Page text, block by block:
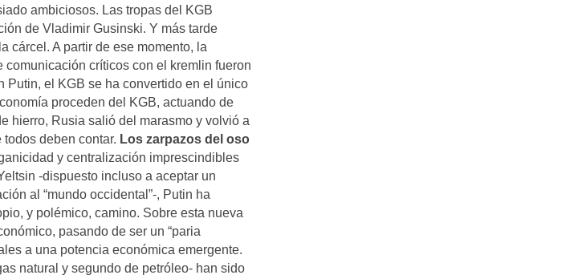
ambiciosos. Las tropas del KGB
de Vladimir Gusinski. Y más tarde
cárcel. A partir de ese momento, la
críticos con el kremlin fueron
Putin, el KGB se ha convertido en el único
proceden del KGB, actuando de
hierro, Rusia salió del marasmo y volvió a
deben contar. Los zarpazos del oso
y centralización imprescindibles
-dispuesto incluso a aceptar un
al “mundo occidental”-, Putin ha
y polémico, camino. Sobre esta nueva
pasando de ser un “paria
a una potencia económica emergente.
natural y segundo de petróleo- han sido